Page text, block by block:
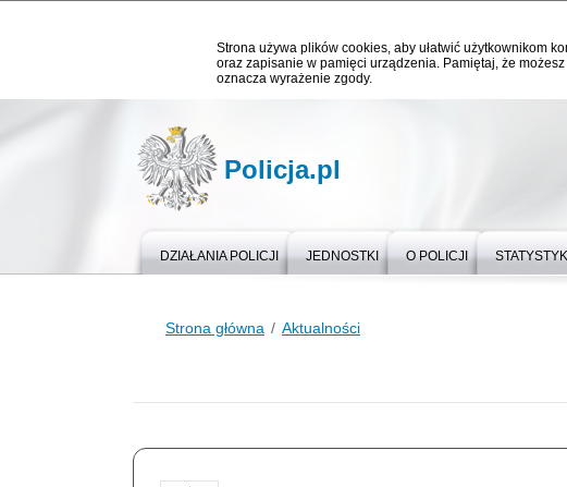
Strona używa plików cookies, aby ułatwić użytkownikom
oraz zapisanie w pamięci urządzenia. Pamiętaj, że
oznacza wyrażenie zgody.
Policja.pl
DZIAŁANIA POLICJI JEDNOSTKI O POLICJI
Strona główna Aktualności